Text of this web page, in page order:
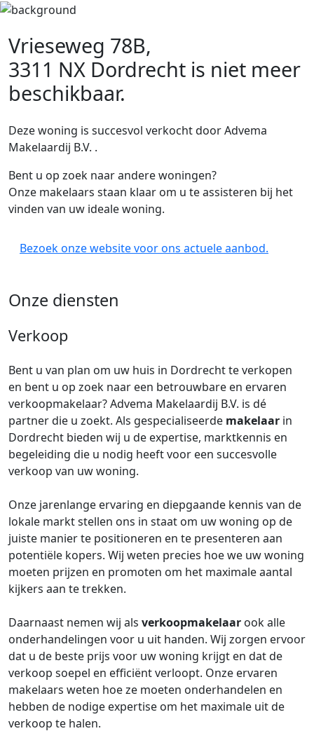
Vrieseweg 78B,
3311 NX Dordrecht is niet meer
beschikbaar.
Deze woning is succesvol verkocht door Advema
Makelaardij B.V. .
Bent u op zoek naar andere woningen?
Onze makelaars staan klaar om u te assisteren bij het
vinden van uw ideale woning.
Bezoek onze website voor ons actuele aanbod.
Onze diensten
Verkoop
Bent u van plan om uw huis in Dordrecht te verkopen
en bent u op zoek naar een betrouwbare en ervaren
verkoopmakelaar? Advema Makelaardij B.V. is dé
partner die u zoekt. Als gespecialiseerde makelaar in
Dordrecht bieden wij u de expertise, marktkennis en
begeleiding die u nodig heeft voor een succesvolle
verkoop van uw woning.
Onze jarenlange ervaring en diepgaande kennis van de
lokale markt stellen ons in staat om uw woning op de
juiste manier te positioneren en te presenteren aan
potentiële kopers. Wij weten precies hoe we uw woning
moeten prijzen en promoten om het maximale aantal
kijkers aan te trekken.
Daarnaast nemen wij als verkoopmakelaar ook alle
onderhandelingen voor u uit handen. Wij zorgen ervoor
dat u de beste prijs voor uw woning krijgt en dat de
verkoop soepel en efficiënt verloopt. Onze ervaren
makelaars weten hoe ze moeten onderhandelen en
hebben de nodige expertise om het maximale uit de
verkoop te halen.